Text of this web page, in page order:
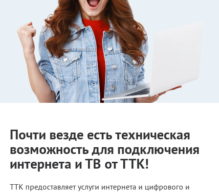
Почти везде есть техническая
возможность для подключения
интернета и ТВ от ТТК!
ТТК предоставляет услуги интернета и цифрового и